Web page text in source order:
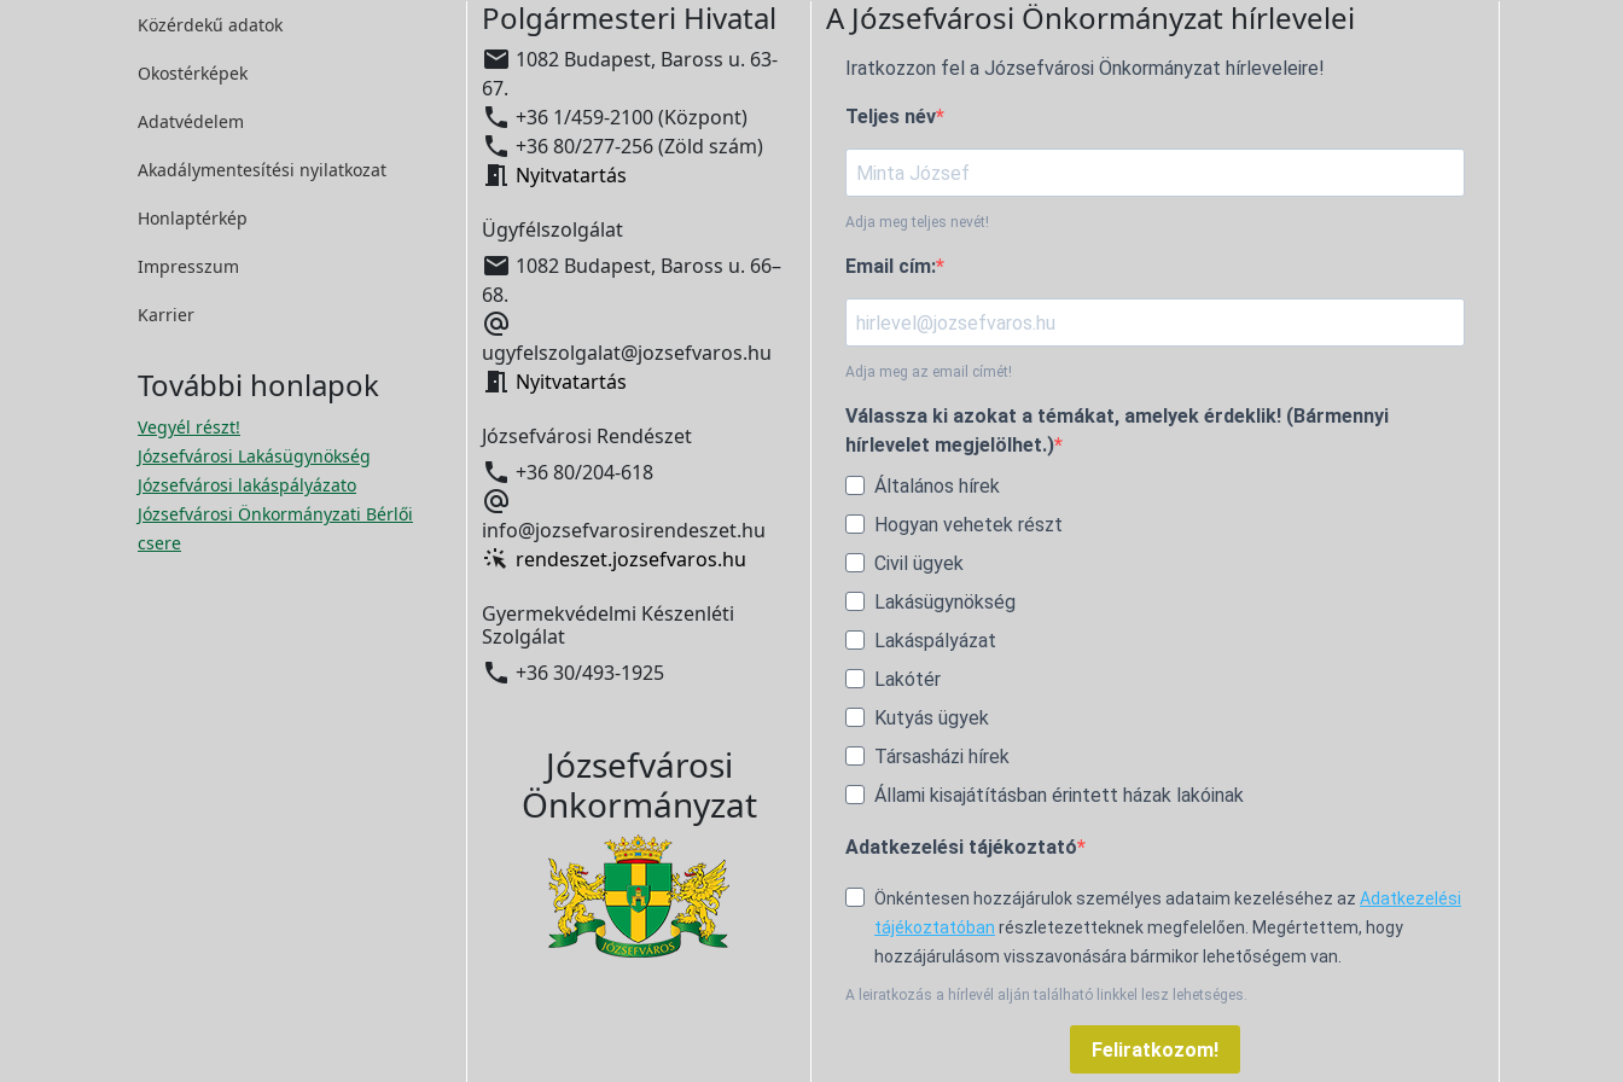
Közérdekű adatok
Okostérképek
Adatvédelem
Akadálymentesítési nyilatkozat
Honlaptérkép
Impresszum
Karrier
További honlapok
Vegyél részt!
Józsefvárosi Lakásügynökség
Józsefvárosi lakáspályázato
Józsefvárosi Önkormányzati Bérlői
csere
Polgármesteri Hivatal
 1082 Budapest, Baross u. 63-
67.
 +36 1/459-2100 (Központ)
 +36 80/277-256 (Zöld szám)
 Nyitvatartás
Ügyfélszolgálat
 1082 Budapest, Baross u. 66–
68.

ugyfelszolgalat@jozsefvaros.hu
 Nyitvatartás
Józsefvárosi Rendészet
 +36 80/204-618

info@jozsefvarosirendeszet.hu
rendeszet.jozsefvaros.hu
Gyermekvédelmi Készenléti
Szolgálat
 +36 30/493-1925
Józsefvárosi
Önkormányzat
A Józsefvárosi Önkormányzat hírlevelei
Iratkozzon fel a Józsefvárosi Önkormányzat hírleveleire!
Teljes név
Adja meg teljes nevét!
Email cím:
Adja meg az email címét!
Válassza ki azokat a témákat, amelyek érdeklik! (Bármennyi
hírlevelet megjelölhet.)
Általános hírek
Hogyan vehetek részt
Civil ügyek
Lakásügynökség
Lakáspályázat
Lakótér
Kutyás ügyek
Társasházi hírek
Állami kisajátításban érintett házak lakóinak
Adatkezelési tájékoztató
Önkéntesen hozzájárulok személyes adataim kezeléséhez az Adatkezelési
tájékoztatóban részletezetteknek megfelelően. Megértettem, hogy
hozzájárulásom visszavonására bármikor lehetőségem van.
A leiratkozás a hírlevél alján található linkkel lesz lehetséges.
Feliratkozom!